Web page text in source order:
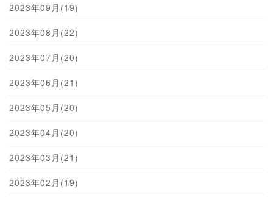
2023年09月(19)
2023年08月(22)
2023年07月(20)
2023年06月(21)
2023年05月(20)
2023年04月(20)
2023年03月(21)
2023年02月(19)